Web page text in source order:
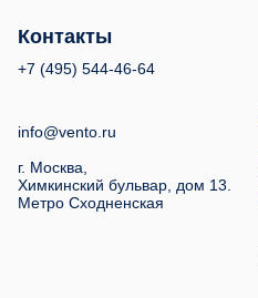
Контакты
+7 (495) 544-46-64
info@vento.ru
г. Москва,
Химкинский бульвар, дом 13.
Метро Сходненская